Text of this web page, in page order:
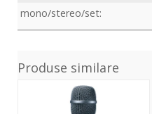
mono/stereo/set:
Produse similare